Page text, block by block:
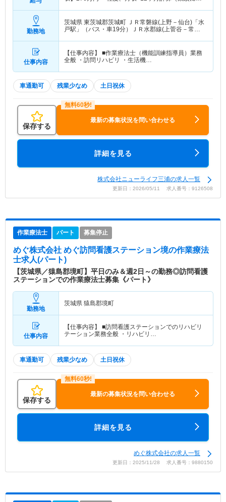
勤務地
茨城県 東茨城郡茨城町 ＪＲ常磐線(上野－仙台)「水
戸駅」（バス・車19分）ＪＲ水郡線(上菅谷－常陸
仕事内容
【仕事内容】 ■作業療法士（機能訓練指導員）業務
全般 ・訪問リハビリ ・生活機…
車通勤可 残業少なめ 土日祝休
保存する
最新の募集状況を問い合わせる
詳細を見る
株式会社ニューライフ三浦の求人一覧
更新日：2026/05/11 求人番号：9126508
作業療法士 パート 募集停止
めぐ株式会社 めぐ訪問看護ステーション境の作業療法
士求人(パート)
【茨城県／猿島郡境町】平日のみ＆週2日～の勤務◎訪問看護
ステーションでの作業療法士募集《パート》
勤務地
茨城県 猿島郡境町
仕事内容
【仕事内容】 ■訪問看護ステーションでのリハビリ
テーション業務全般 ・リハビリ…
車通勤可 残業少なめ 土日祝休
保存する
最新の募集状況を問い合わせる
詳細を見る
めぐ株式会社の求人一覧
更新日：2025/11/28 求人番号：9880150